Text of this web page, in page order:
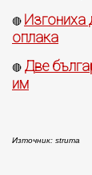
🔴 Изгониха
оплака
🔴 Две
им
Източник: struma